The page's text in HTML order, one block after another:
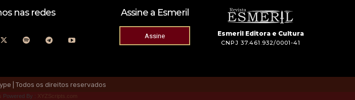
nas redes Assine a Esmeril
Assine Esmeril Editora e Cultura
CNPJ 37.461.932/0001-41
| Todos os direitos reservados
Powered By : XYZScripts.com